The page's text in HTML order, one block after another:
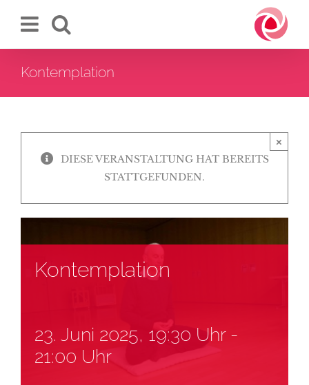
Inhalt
Kontemplation
×
DIESE VERANSTALTUNG HAT BEREITS
STATTGEFUNDEN.
Kontemplation
23. Juni 2025, 19:30 Uhr-
21:00 Uhr